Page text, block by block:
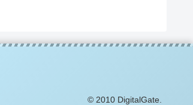
© 2010 DigitalGate.